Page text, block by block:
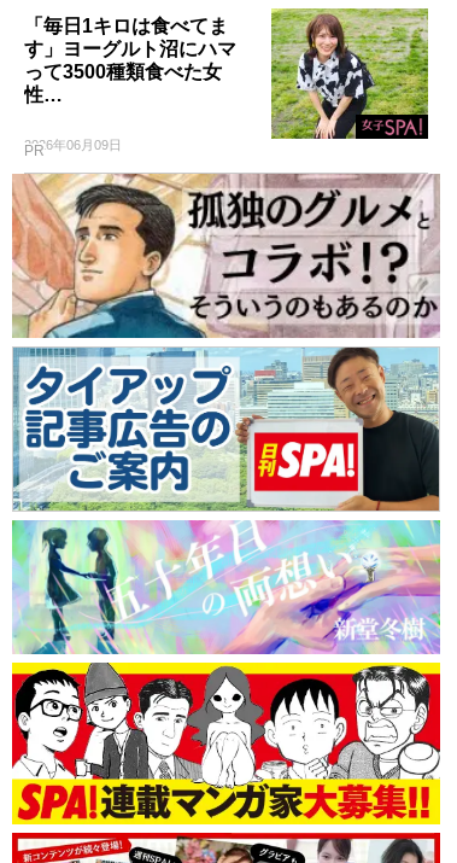
「毎日1キロは食べてま
す」ヨーグルト沼にハマ
って3500種類食べた女
性…
2026年06月09日
PR